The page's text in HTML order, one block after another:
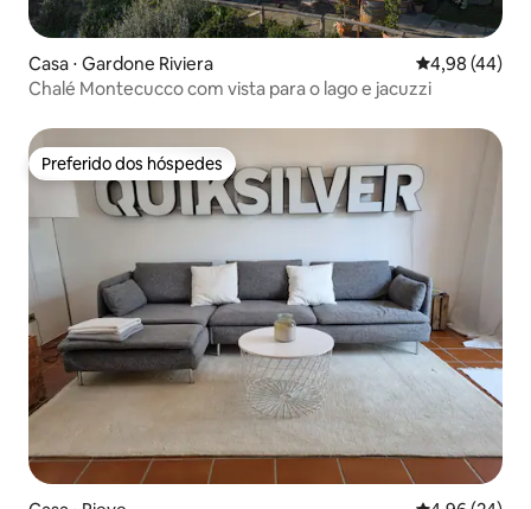
Casa ⋅ Gardone Riviera 4,98 de uma
4,98 (44)
Chalé Montecucco com vista para o lago e jacuzzi
Preferido dos hóspedes
Preferido dos hóspedes